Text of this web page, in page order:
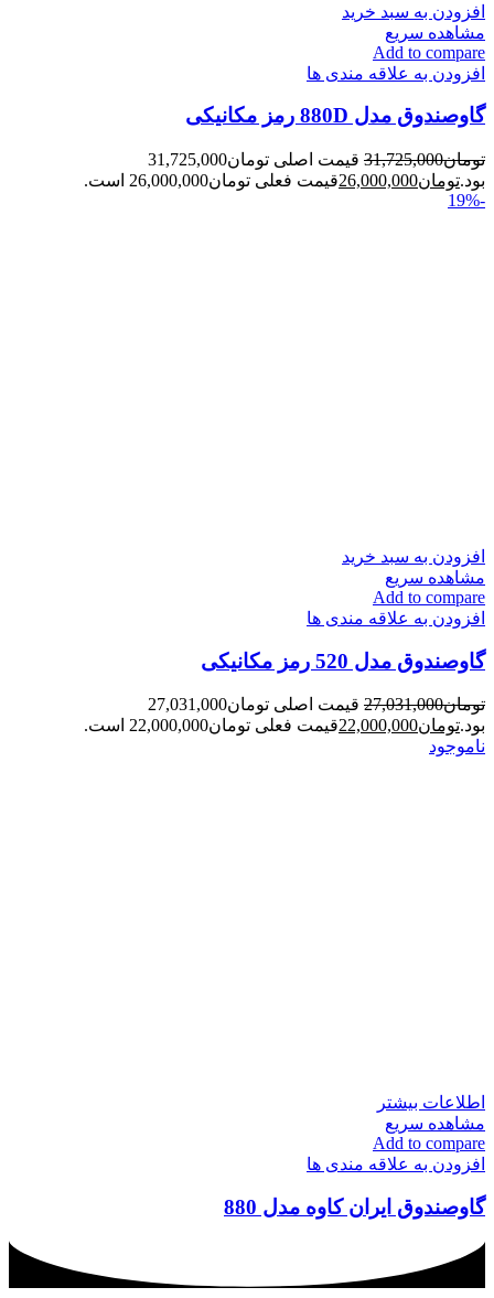
افزودن به سبد خرید
مشاهده سریع
Add to compare
افزودن به علاقه مندی ها
گاوصندوق مدل 880D رمز مکانیکی
تومان31,725,000
قیمت اصلی تومان31,725,000
بود.تومان26,000,000قیمت فعلی تومان26,000,000 است.
-19%
افزودن به سبد خرید
مشاهده سریع
Add to compare
افزودن به علاقه مندی ها
گاوصندوق مدل 520 رمز مکانیکی
تومان27,031,000
قیمت اصلی تومان27,031,000
بود.تومان22,000,000قیمت فعلی تومان22,000,000 است.
ناموجود
اطلاعات بیشتر
مشاهده سریع
Add to compare
افزودن به علاقه مندی ها
گاوصندوق ایران کاوه مدل 880